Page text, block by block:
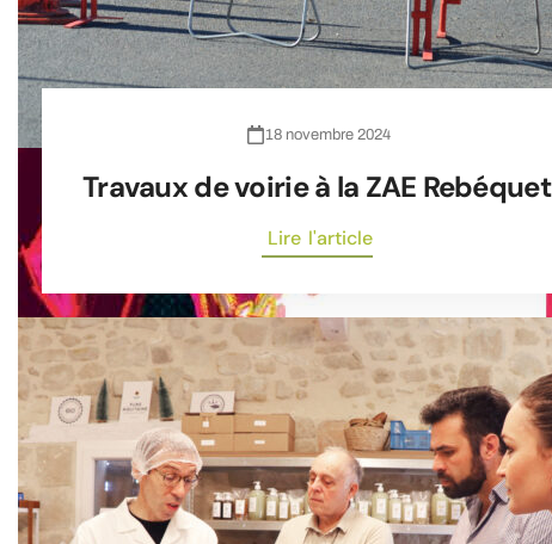
18 novembre 2024
Travaux de voirie à la ZAE Rebéquet
Lire l'article